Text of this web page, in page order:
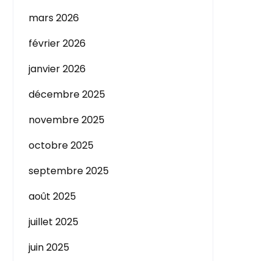
mars 2026
février 2026
janvier 2026
décembre 2025
novembre 2025
octobre 2025
septembre 2025
août 2025
juillet 2025
juin 2025